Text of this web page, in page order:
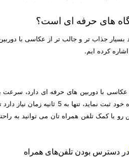
های حرفه ای است؟
جذاب تر و جالب تر از عکاسی با
کرده ایم.
با دوربین های حرفه ای دارد، سرعت
شخصی قصد داشته باشد یک صحنه را با استفاده
رو با کمک تلفن همراه تان می توانید به
در دسترس بودن تلفن‌های همراه